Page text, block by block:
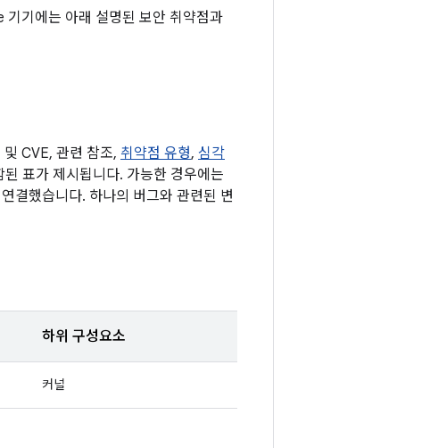
기에는 아래 설명된 보안 취약점과
CVE, 관련 참조, 취약점 유형, 심각
표가 제시됩니다. 가능한 경우에는
결했습니다. 하나의 버그와 관련된 변
하위 구성요소
커널